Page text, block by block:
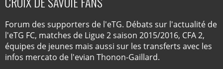
Forum des supporters de l'eTG. Débats sur l'actualité de
l'eTG FC, matches de Ligue 2 saison 2015/2016, CFA 2,
équipes de jeunes mais aussi sur les transferts avec les
infos mercato de l'evian Thonon-Gaillard.